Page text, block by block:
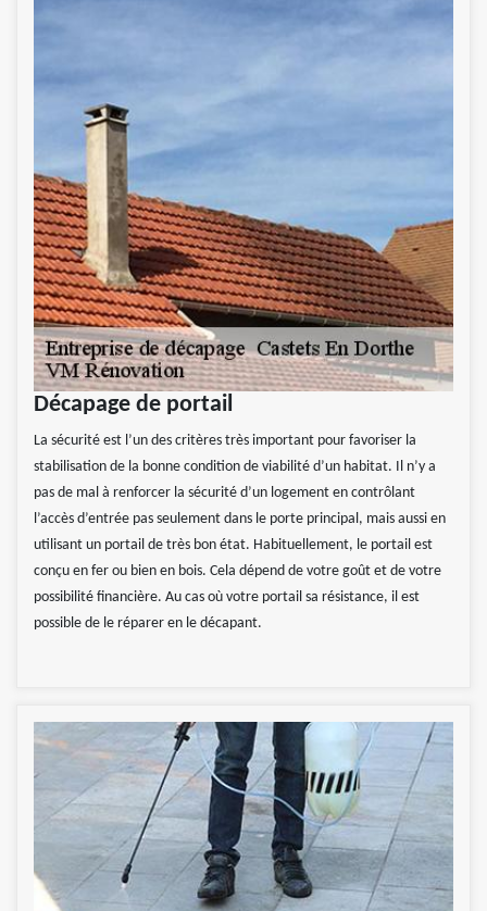
Décapage de portail
La sécurité est l’un des critères très important pour favoriser la
stabilisation de la bonne condition de viabilité d’un habitat. Il n’y a
pas de mal à renforcer la sécurité d’un logement en contrôlant
l’accès d’entrée pas seulement dans le porte principal, mais aussi en
utilisant un portail de très bon état. Habituellement, le portail est
conçu en fer ou bien en bois. Cela dépend de votre goût et de votre
possibilité financière. Au cas où votre portail sa résistance, il est
possible de le réparer en le décapant.